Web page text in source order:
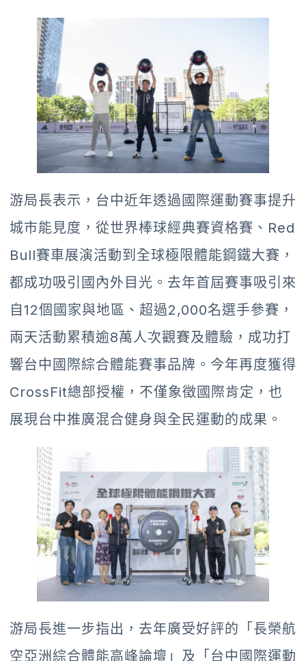
游局長表示，台中近年透過國際運動賽事提升
城市能見度，從世界棒球經典賽資格賽、Red
Bull賽車展演活動到全球極限體能鋼鐵大賽，
都成功吸引國內外目光。去年首屆賽事吸引來
自12個國家與地區、超過2,000名選手參賽，
兩天活動累積逾8萬人次觀賽及體驗，成功打
響台中國際綜合體能賽事品牌。今年再度獲得
CrossFit總部授權，不僅象徵國際肯定，也
展現台中推廣混合健身與全民運動的成果。
游局長進一步指出，去年廣受好評的「長榮航
空亞洲綜合體能高峰論壇」及「台中國際運動